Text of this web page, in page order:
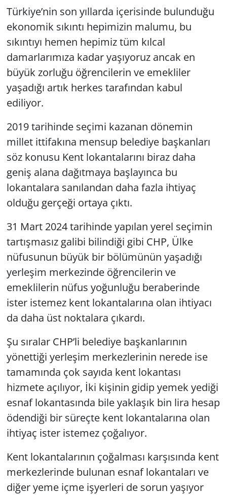
Türkiye’nin son yıllarda içerisinde bulunduğu
ekonomik sıkıntı hepimizin malumu, bu
sıkıntıyı hemen hepimiz tüm kılcal
damarlarımıza kadar yaşıyoruz ancak en
büyük zorluğu öğrencilerin ve emekliler
yaşadığı artık herkes tarafından kabul
ediliyor.
2019 tarihinde seçimi kazanan dönemin
millet ittifakına mensup belediye başkanları
söz konusu Kent lokantalarını biraz daha
geniş alana dağıtmaya başlayınca bu
lokantalara sanılandan daha fazla ihtiyaç
olduğu gerçeği ortaya çıktı.
31 Mart 2024 tarihinde yapılan yerel seçimin
tartışmasız galibi bilindiği gibi CHP, Ülke
nüfusunun büyük bir bölümünün yaşadığı
yerleşim merkezinde öğrencilerin ve
emeklilerin nüfus yoğunluğu beraberinde
ister istemez kent lokantalarına olan ihtiyacı
da daha üst noktalara çıkardı.
Şu sıralar CHP’li belediye başkanlarının
yönettiği yerleşim merkezlerinin nerede ise
tamamında çok sayıda kent lokantası
hizmete açılıyor, İki kişinin gidip yemek yediği
esnaf lokantasında bile yaklaşık bin lira hesap
ödendiği bir süreçte kent lokantalarına olan
ihtiyaç ister istemez çoğalıyor.
Kent lokantalarının çoğalması karşısında kent
merkezlerinde bulunan esnaf lokantaları ve
diğer yeme içme işyerleri de sorun yaşıyor
SPOR
Yerel